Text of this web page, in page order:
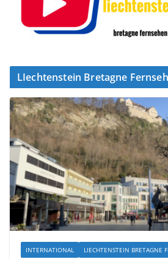
LIechtenstein Bretagne
INTERNATIONAL LIECHTENSTEIN BRETAGNE